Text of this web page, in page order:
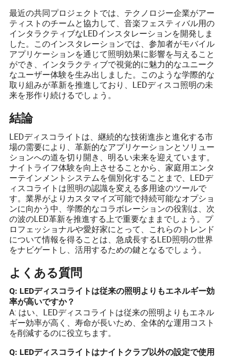
最近の共同プロジェクトでは、テクノロジー企業がアー
ティストのチームと協力して、音楽フェスティバル用の
インタラクティブなLEDインスタレーションを開発しま
した。このインスタレーションでは、参加者がモバイル
アプリケーションを通じて照明効果に影響を与えること
ができ、インタラクティブで視覚的に魅力的なユニーク
なユーザー体験を生み出しました。このような学際的な
取り組みが革新を推進しており、LEDディスコ照明の未
来を形作り続けるでしょう。
結論
LEDディスコライトは、継続的な技術進歩と進化する市
場の需要により、革新的なアプリケーションとソリュー
ションへの道を切り開き、明るい未来を迎えています。
ナイトライフ体験を向上させることから、家庭用エンタ
ーテインメントシステムを個別化することまで、LEDデ
ィスコライトは照明の認識を変える多用途のツールで
す。業界がよりカスタマイズ可能で持続可能なオプショ
ンに向かう中、学際的なコラボレーションの役割は、次
の波のLED革新を推進する上で重要なままでしょう。プ
ロフェッショナルや愛好家にとって、これらのトレンド
について情報を得ることは、急成長するLED照明の世界
をナビゲートし、活用するための鍵となるでしょう。
よくある質問
Q: LEDディスコライトは従来の照明よりもエネルギー効
率が高いですか？
A: はい、LEDディスコライトは従来の照明よりもエネル
ギー効率が高く、寿命が長いため、全体的な運用コスト
を削減するのに役立ちます。
Q: LEDディスコライトはナイトクラブ以外の設定で使用